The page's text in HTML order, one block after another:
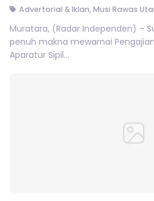
Advertorial & Iklan, Musi Rawas
Muratara, (Radar Independen) –
penuh makna mewarnai
Aparatur Sipil...